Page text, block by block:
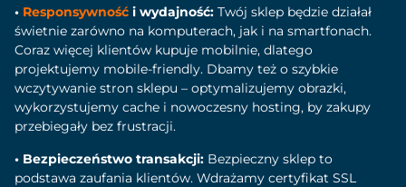
• Responsywność i wydajność: Twój sklep będzie działał
świetnie zarówno na komputerach, jak i na smartfonach.
Coraz więcej klientów kupuje mobilnie, dlatego
projektujemy mobile-friendly. Dbamy też o szybkie
wczytywanie stron sklepu – optymalizujemy obrazki,
wykorzystujemy cache i nowoczesny hosting, by zakupy
przebiegały bez frustracji.
• Bezpieczeństwo transakcji: Bezpieczny sklep to
podstawa zaufania klientów. Wdrażamy certyfikat SSL